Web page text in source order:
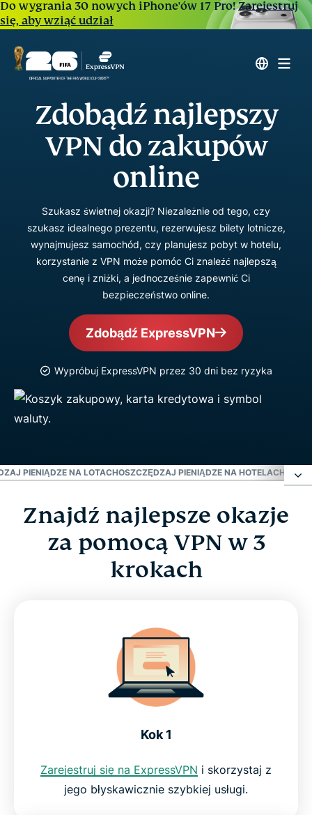
Do wygrania 30 nowych iPhone'ów 17 Pro!Zarejestruj
się, aby wziąć udział
Zdobądź najlepszy
VPN do zakupów
online
Szukasz świetnej okazji? Niezależnie od tego, czy
szukasz idealnego prezentu, rezerwujesz bilety lotnicze,
wynajmujesz samochód, czy planujesz pobyt w hotelu,
korzystanie z VPN może pomóc Ci znaleźć najlepszą
cenę i zniżki, a jednocześnie zapewnić Ci
bezpieczeństwo online.
Zdobądź ExpressVPN
Wypróbuj ExpressVPN przez 30 dni bez ryzyka
PIENIĄDZE NA LOTACHOSZCZĘDZAJ PIENIĄDZE NA HOTELACH
Znajdź najlepsze okazje za pomocą VPN w 3
Jak działa VPN do zakupów online?
Oszczędzaj pieniądze na lotach
Oszczędzaj pieniądze na hotelach
Chroń swoje dane osobowe
Dlaczego warto wybrać ExpressVPN?
Znajdź najlepsze okazje
za pomocą VPN w 3
krokach
Kok 1
Zarejestruj się na ExpressVPN i skorzystaj z
jego błyskawicznie szybkiej usługi.